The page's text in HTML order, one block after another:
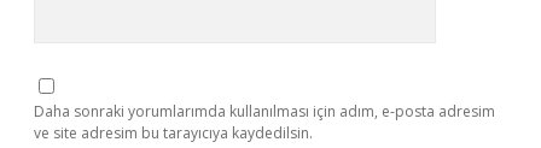
Daha sonraki yorumlarımda kullanılması için adım, e-posta adresim
ve site adresim bu tarayıcıya kaydedilsin.